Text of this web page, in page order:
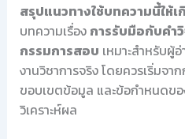
สรุปแนวทางใช้บทความนี้ให้เ
บทความเรื่อง การรับมือกับคำ
กรรมการสอบ เหมาะสำหรับผู้
งานวิชาการจริง โดยควรเริ่มจา
ขอบเขตข้อมูล และข้อกำหนดข
วิเคราะห์ผล